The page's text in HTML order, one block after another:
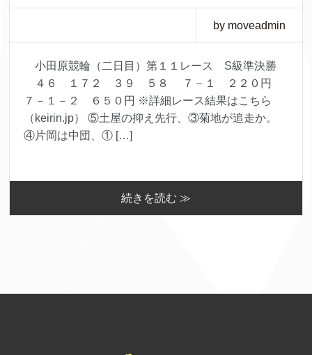
by moveadmin
小田原競輪（二日目）第１１レース S級準決勝
４６ １７２ ３９ ５８ ７－１ ２２０円
７－１－２ ６５０円 ※詳細レース結果はこちら
（keirin.jp） ⑤土屋の抑え先行、③菊地が追走か。
④片岡は中団、① […]
続きを読む ≫